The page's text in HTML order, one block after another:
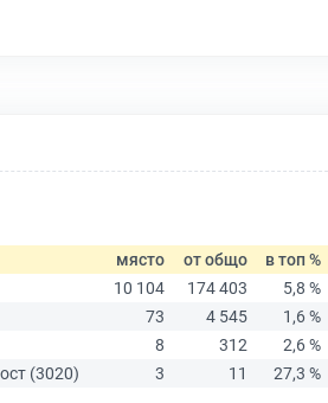
място от общо в топ %
10 104
174 403 5,8 %
73
4 545 1,6 %
8
312 2,6 %
(3020)
3 11 27,3 %